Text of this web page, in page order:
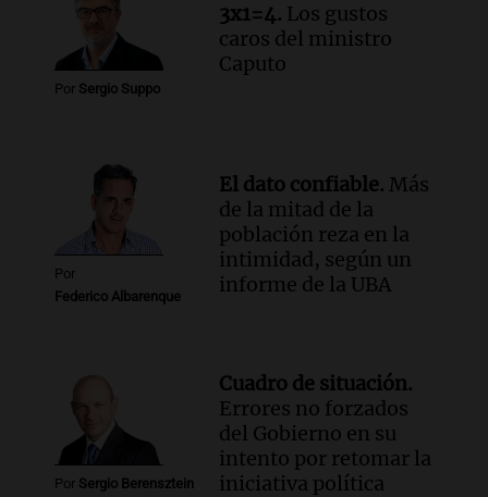
Episodios
Por Sergio Suppo
3x1=4. Los gustos
caros del ministro
Caputo
Por
Federico Albarenque
El dato confiable. Más
de la mitad de la
población reza en la
intimidad, según un
informe de la UBA
Por Sergio Berensztein
Cuadro de situación.
Errores no forzados
del Gobierno en su
intento por retomar la
iniciativa política